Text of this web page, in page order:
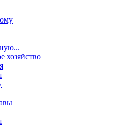
хозяйство